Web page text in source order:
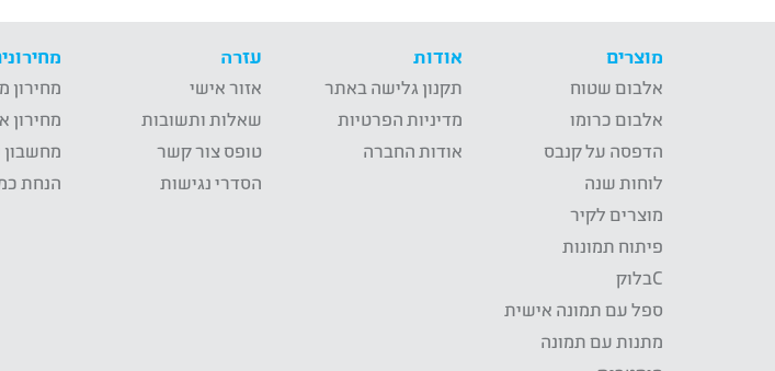
מוצרים
אלבום שטוח
אלבום כרומו
הדפסה על קנבס
לוחות שנה
מוצרים לקיר
פיתוח תמונות
Cבלוק
ספל עם תמונה אישית
מתנות עם תמונה
אודות
תקנון גלישה באתר
מדיניות הפרטיות
אודות החברה
עזרה
אזור אישי
שאלות ותשובות
טופס צור קשר
הסדרי נגישות
מחירון
מחירון
מחשבון
הנחת